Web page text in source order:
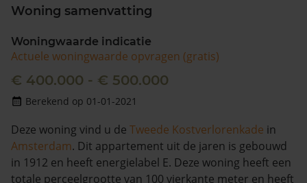
Woning samenvatting
Woningwaarde indicatie
Actuele woningwaarde opvragen (gratis)
€ 400.000 - € 500.000
Berekend op 01-01-2021
Deze woning vind u de Tweede Kostverlorenkade in
Amsterdam. Dit appartement uit de jaren is gebouwd
in 1912 en heeft energielabel E. Deze woning heeft een
totale perceelgrootte van 100 vierkante meter en heeft